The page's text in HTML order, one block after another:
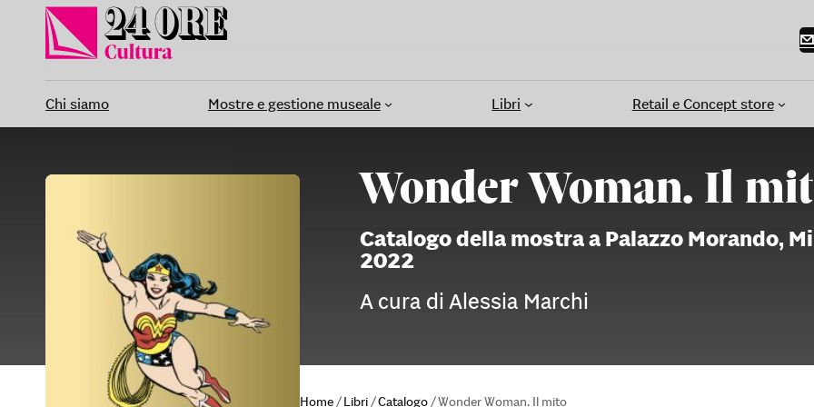
contenuto
Chi siamo Mostre e gestione museale Libri Retail e Concept store
Wonder Woman. Il
Catalogo della mostra a Palazzo Morando,
2022
A cura di Alessia Marchi
Home/Libri/Catalogo/Wonder Woman. Il mito